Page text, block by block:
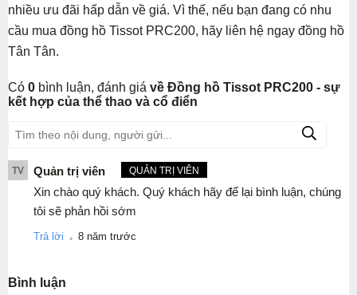
nhiều ưu đãi hấp dẫn về giá. Vì thế, nếu bạn đang có nhu
cầu mua đồng hồ Tissot PRC200, hãy liên hệ ngay đồng hồ
Tân Tân.
Có 0 bình luận, đánh giá về Đồng hồ Tissot PRC200 - sự
kết hợp của thể thao và cổ điển
TV Quản trị viên QUẢN TRỊ VIÊN
Xin chào quý khách. Quý khách hãy để lại bình luận, chúng
tôi sẽ phản hồi sớm
Trả lời . 8 năm trước
Bình luận